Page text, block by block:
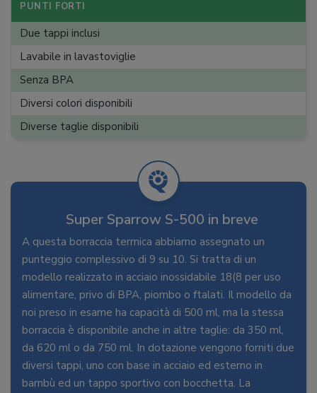
PUNTI FORTI
Due tappi inclusi
Lavabile in lavastoviglie
Senza BPA
Diversi colori disponibili
Diverse taglie disponibili
Super Sparrow S-500 in breve
A questa borraccia termica abbiamo assegnato un
punteggio complessivo di 9 su 10. Si tratta di un
modello realizzato in acciaio inossidabile 18(8 per uso
alimentare, privo di BPA, piombo o ftalati. Il modello da
noi preso in esame ha capacità di 500 ml, ma la stessa
borraccia è disponibile anche in altre taglie: da 350 ml,
da 620 ml o da 750 ml. In dotazione vengono forniti due
diversi tappi, uno con base in acciaio ed esterno in
bambù ed un tappo sportivo con bocchetta. La